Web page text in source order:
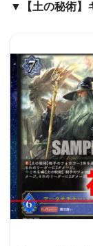
▼【土の秘術】